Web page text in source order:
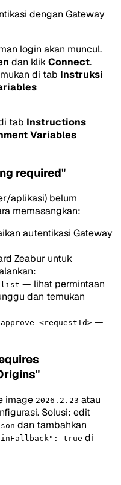
dengan Gateway
login akan muncul.
dan klikConnect.
di tab Instruksi
tab Instructions
Variables
required"
aplikasi) belum
memasangkan:
autentikasi Gateway
Zeabur untuk
list — lihat permintaan
dan temukan
<requestId> —
image 2026.2.23 atau
Solusi: edit
dan tambahkan
true di